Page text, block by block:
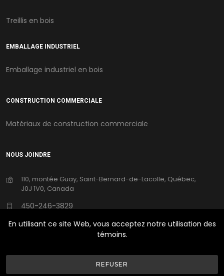
Treillis en bois
EMBALLAGE INDUSTRIEL
Emballage industriel en bois
CONSTRUCTION COMMERCIALE
Matériaux de construction commerciale
NOUS JOINDRE
110, montée Guay, Saint-Bernard-de-Lacolle, Québec,
J0J 1V0, Canada
450-246-3829
250emplois@ufpi.com
En utilisant ce site Web, vous acceptez notre utilisation des
témoins.
REFUSER